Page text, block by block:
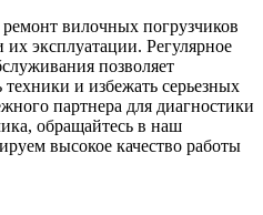
вилочных погрузчиков
эксплуатации. Регулярное
позволяет
техники и избежать серьезных
партнера для диагностики
обращайтесь в наш
высокое качество работы